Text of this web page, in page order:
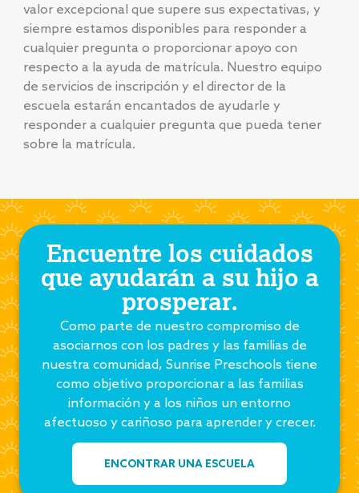
valor excepcional que supere sus expectativas, y
siempre estamos disponibles para responder a
cualquier pregunta o proporcionar apoyo con
respecto a la ayuda de matrícula. Nuestro equipo
de servicios de inscripción y el director de la
escuela estarán encantados de ayudarle y
responder a cualquier pregunta que pueda tener
sobre la matrícula.
Encuentre los cuidados
que ayudarán a su hijo a
prosperar.
Como parte de nuestro compromiso de
asociarnos con los padres y las familias de
nuestra comunidad, Sunrise Preschools tiene
como objetivo proporcionar a las familias
información y a los niños un entorno
afectuoso y cariñoso para aprender y crecer.
ENCONTRAR UNA ESCUELA